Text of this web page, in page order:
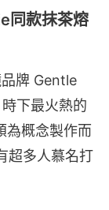
同款抹茶熔
牌 Gentle
下最火熱的
為概念製作而
超多人慕名打